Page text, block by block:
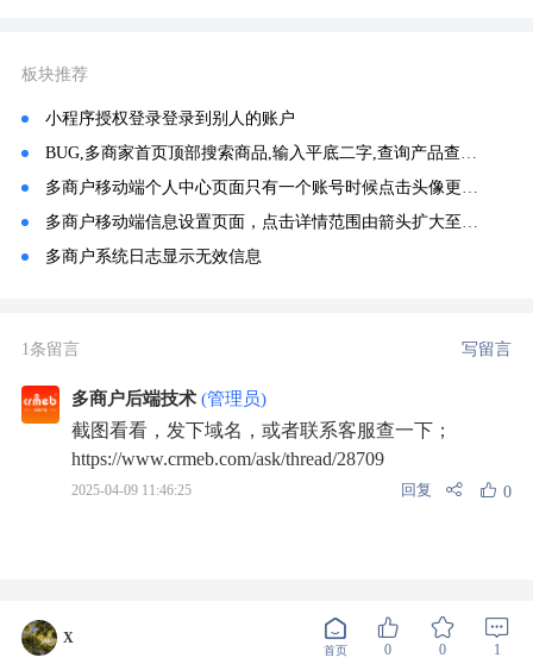
板块推荐
小程序授权登录登录到别人的账户
BUG,多商家首页顶部搜索商品,输入平底二字,查询产品查不出来
多商户移动端个人中心页面只有一个账号时候点击头像更换后，头像不刷新问题修改方法
多商户移动端信息设置页面，点击详情范围由箭头扩大至文字加箭头修改方法
多商户系统日志显示无效信息
X
首页 0 0 1
1条留言 写留言
多商户后端技术 (管理员)
截图看看，发下域名，或者联系客服查一下；
https://www.crmeb.com/ask/thread/28709
2025-04-09 11:46:25 回复 0